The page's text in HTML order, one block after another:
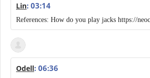
Lin: 03:14
References: How do you play jacks https://
Odell: 06:36